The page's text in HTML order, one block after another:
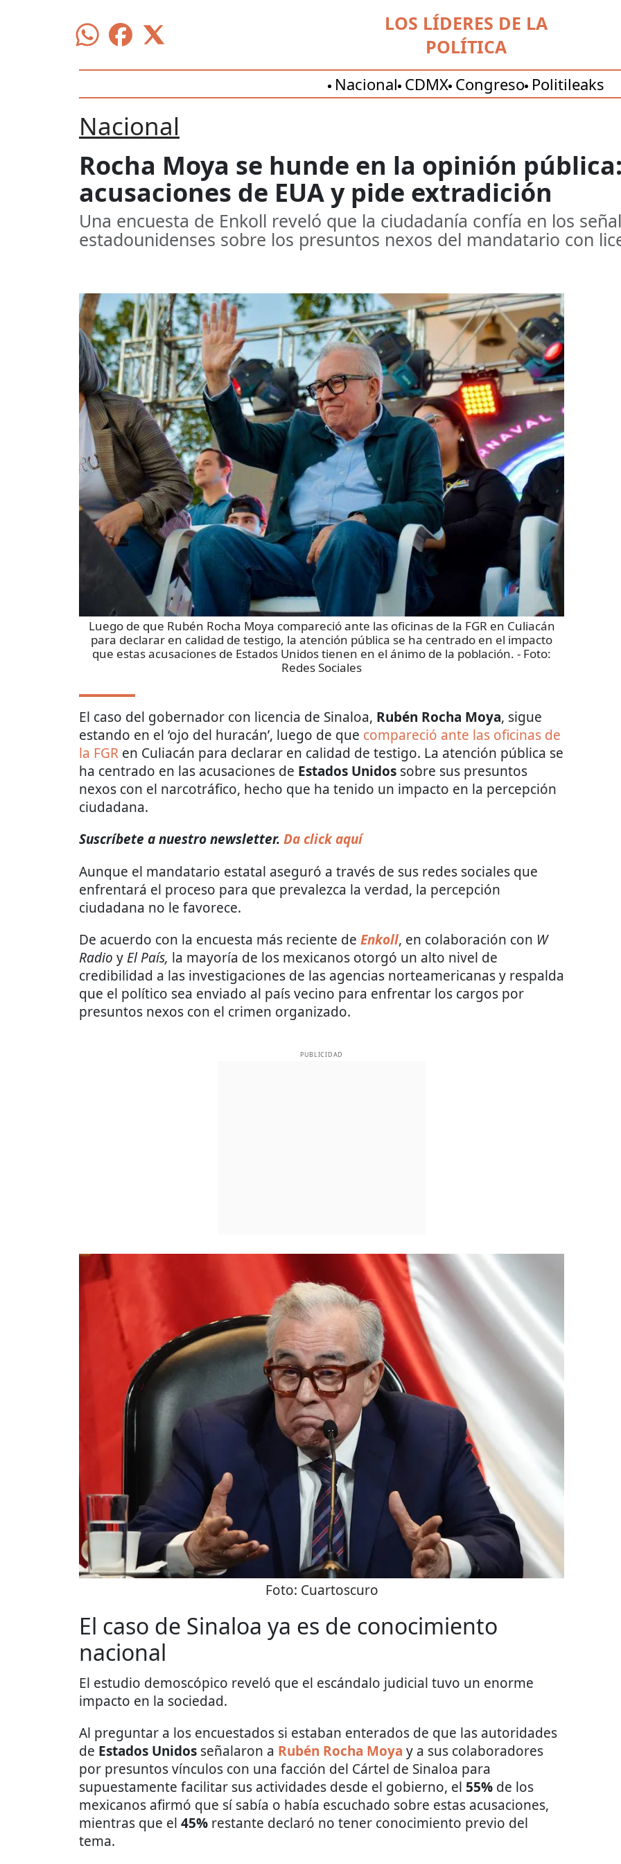
LOS LÍDERES DE LA
POLÍTICA
Nacional CDMX Congreso Politileaks
Nacional
Rocha Moya se hunde en la opinión
acusaciones de EUA y pide extradición
Una encuesta de Enkoll reveló que la ciudadanía confía en los
estadounidenses sobre los presuntos nexos del mandatario con
Luego de que Rubén Rocha Moya compareció ante las oficinas de la FGR en Culiacán
para declarar en calidad de testigo, la atención pública se ha centrado en el impacto
que estas acusaciones de Estados Unidos tienen en el ánimo de la población. - Foto:
Redes Sociales
El caso del gobernador con licencia de Sinaloa, Rubén Rocha Moya, sigue
estando en el ‘ojo del huracán’, luego de que compareció ante las oficinas de
la FGR en Culiacán para declarar en calidad de testigo. La atención pública se
ha centrado en las acusaciones de Estados Unidos sobre sus presuntos
nexos con el narcotráfico, hecho que ha tenido un impacto en la percepción
ciudadana.
Suscríbete a nuestro newsletter. Da click aquí
Aunque el mandatario estatal aseguró a través de sus redes sociales que
enfrentará el proceso para que prevalezca la verdad, la percepción
ciudadana no le favorece.
De acuerdo con la encuesta más reciente de Enkoll, en colaboración con W
Radio yEl País, la mayoría de los mexicanos otorgó un alto nivel de
credibilidad a las investigaciones de las agencias norteamericanas y respalda
que el político sea enviado al país vecino para enfrentar los cargos por
presuntos nexos con el crimen organizado.
PUBLICIDAD
Foto: Cuartoscuro
El caso de Sinaloa ya es de conocimiento
nacional
El estudio demoscópico reveló que el escándalo judicial tuvo un enorme
impacto en la sociedad.
Al preguntar a los encuestados si estaban enterados de que las autoridades
de Estados Unidos señalaron a Rubén Rocha Moya y a sus colaboradores
por presuntos vínculos con una facción del Cártel de Sinaloa para
supuestamente facilitar sus actividades desde el gobierno, el 55% de los
mexicanos afirmó que sí sabía o había escuchado sobre estas acusaciones,
mientras que el 45% restante declaró no tener conocimiento previo del
tema.